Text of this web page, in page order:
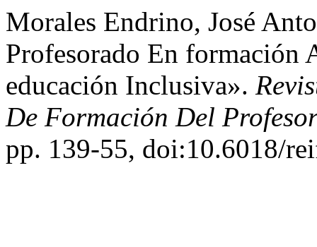
Morales Endrino, José
Profesorado En formación
educación Inclusiva».
De Formación Del
pp. 139-55, doi:10.6018/